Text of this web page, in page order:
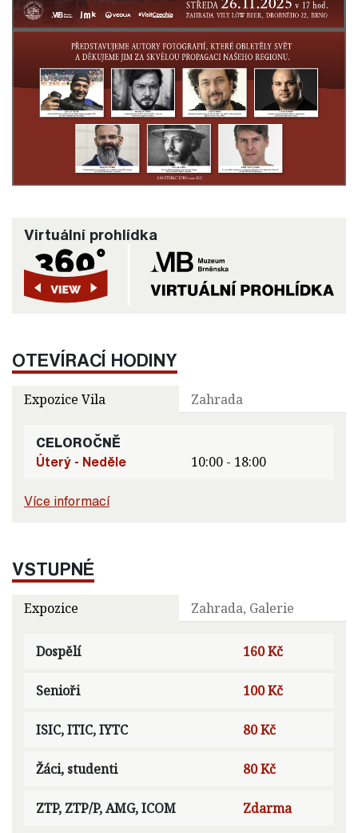
Virtuální prohlídka
OTEVÍRACÍ HODINY
Expozice Vila Zahrada
CELOROČNĚ
Úterý - Neděle
10:00 - 18:00
Více informací
VSTUPNÉ
Expozice Zahrada, Galerie
Dospělí 160 Kč
Senioři 100 Kč
ISIC, ITIC, IYTC 80 Kč
Žáci, studenti 80 Kč
ZTP, ZTP/P, AMG, ICOM Zdarma